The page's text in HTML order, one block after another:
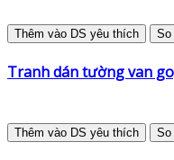
Thêm vào DS yêu thích So
Tranh dán tường van
Thêm vào DS yêu thích So